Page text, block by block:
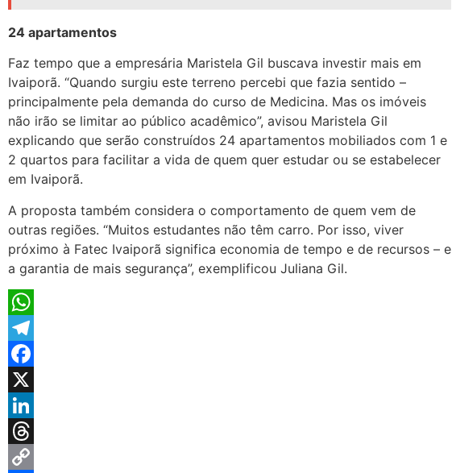
24 apartamentos
Faz tempo que a empresária Maristela Gil buscava investir mais em
Ivaiporã. “Quando surgiu este terreno percebi que fazia sentido –
principalmente pela demanda do curso de Medicina. Mas os imóveis
não irão se limitar ao público acadêmico”, avisou Maristela Gil
explicando que serão construídos 24 apartamentos mobiliados com 1 e
2 quartos para facilitar a vida de quem quer estudar ou se estabelecer
em Ivaiporã.
A proposta também considera o comportamento de quem vem de
outras regiões. “Muitos estudantes não têm carro. Por isso, viver
próximo à Fatec Ivaiporã significa economia de tempo e de recursos – e
a garantia de mais segurança”, exemplificou Juliana Gil.
WhatsApp
Telegram
Facebook
X
LinkedIn
Threads